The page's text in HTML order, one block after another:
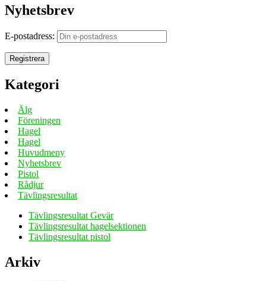
Nyhetsbrev
E-postadress:
Kategori
Älg
Föreningen
Hagel
Hagel
Huvudmeny
Nyhetsbrev
Pistol
Rådjur
Tävlingsresultat
Tävlingsresultat Gevär
Tävlingsresultat hagelsektionen
Tävlingsresultat pistol
Arkiv